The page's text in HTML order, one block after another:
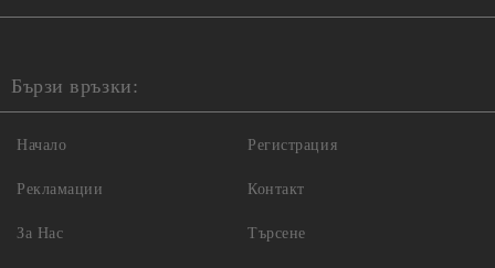
Бързи връзки:
Начало
Рекламации
За Нас
Регистрация
Контакт
Търсене